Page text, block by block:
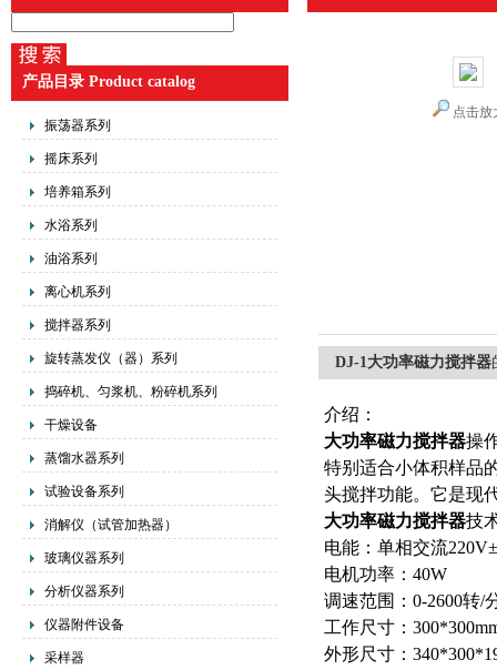
产品目录 Product catalog
振荡器系列
摇床系列
培养箱系列
水浴系列
油浴系列
离心机系列
搅拌器系列
旋转蒸发仪（器）系列
捣碎机、匀浆机、粉碎机系列
干燥设备
蒸馏水器系列
试验设备系列
消解仪（试管加热器）
玻璃仪器系列
分析仪器系列
仪器附件设备
采样器
点击放
DJ-1大功率磁力搅拌器
介绍：
大功率磁力搅拌器操
特别适合小体积样品
头搅拌功能。它是现
大功率磁力搅拌器技
电能：单相交流
电机功率：40W
调速范围：0-2600转/
工作尺寸：
外形尺寸：